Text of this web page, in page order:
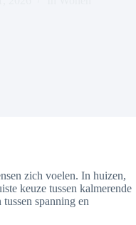
zich voelen. In huizen,
keuze tussen kalmerende
spanning en